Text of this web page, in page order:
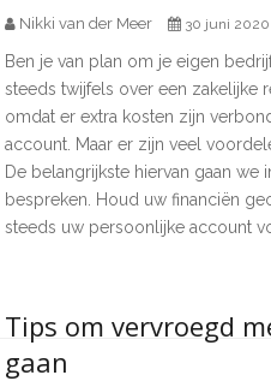
Nikki van der Meer 30 juni 2020
Ben je van plan om je eigen
steeds twijfels over een zakelijke
omdat er extra kosten zijn
account. Maar er zijn veel
De belangrijkste hiervan gaan we
bespreken. Houd uw financiën
steeds uw persoonlijke account
Tips om vervroegd
gaan